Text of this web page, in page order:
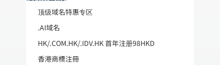
顶级域名特惠专区
.AI域名
HK/.COM.HK/.IDV.HK 首年注册98HKD
香港商標注冊